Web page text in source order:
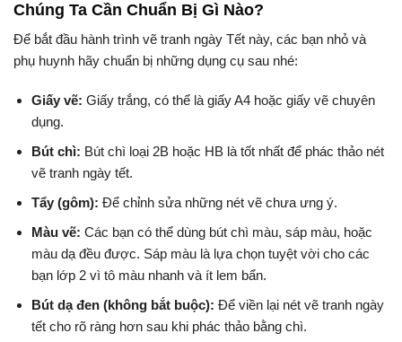
Chúng Ta Cần Chuẩn Bị Gì Nào?
Để bắt đầu hành trình vẽ tranh ngày Tết này, các bạn nhỏ và
phụ huynh hãy chuẩn bị những dụng cụ sau nhé:
Giấy vẽ: Giấy trắng, có thể là giấy A4 hoặc giấy vẽ chuyên
dụng.
Bút chì: Bút chì loại 2B hoặc HB là tốt nhất để phác thảo nét
vẽ tranh ngày tết.
Tẩy (gôm): Để chỉnh sửa những nét vẽ chưa ưng ý.
Màu vẽ: Các bạn có thể dùng bút chì màu, sáp màu, hoặc
màu dạ đều được. Sáp màu là lựa chọn tuyệt vời cho các
bạn lớp 2 vì tô màu nhanh và ít lem bẩn.
Bút dạ đen (không bắt buộc): Để viền lại nét vẽ tranh ngày
tết cho rõ ràng hơn sau khi phác thảo bằng chì.